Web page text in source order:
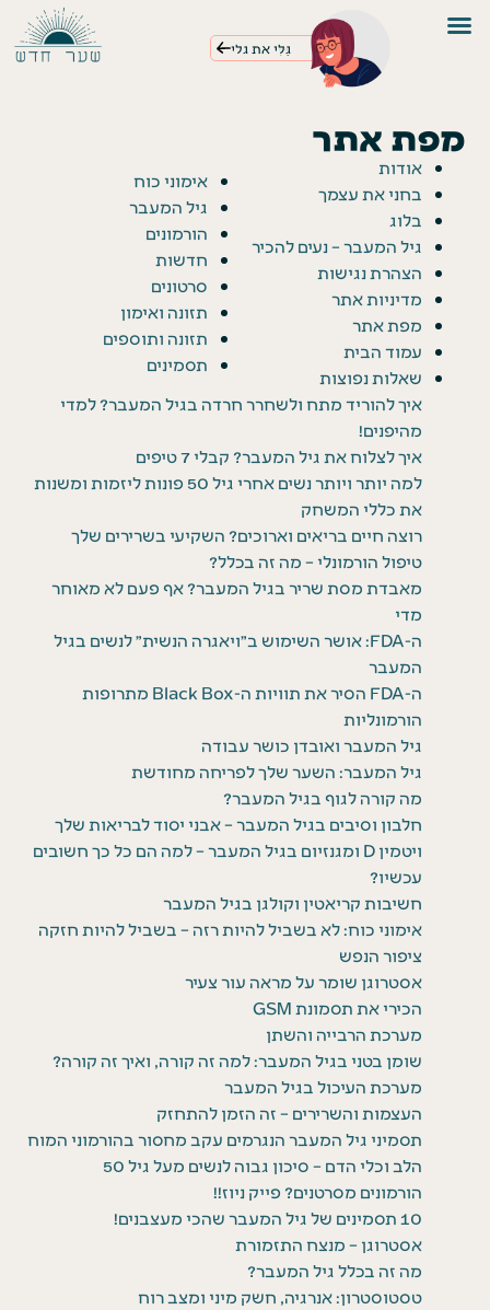
גַּלִּי את גלי
מפת אתר
אודות
בחני את עצמך
בלוג
גיל המעבר – נעים להכיר
הצהרת נגישות
מדיניות אתר
מפת אתר
עמוד הבית
שאלות נפוצות
אימוני כוח
גיל המעבר
הורמונים
חדשות
סרטונים
תזונה ואימון
תזונה ותוספים
תסמינים
איך להוריד מתח ולשחרר חרדה בגיל המעבר? למדי
מהיפנים!
איך לצלוח את גיל המעבר? קבלי 7 טיפים
למה יותר ויותר נשים אחרי גיל 50 פונות ליזמות ומשנות
את כללי המשחק
רוצה חיים בריאים וארוכים? השקיעי בשרירים שלך
טיפול הורמונלי – מה זה בכלל?
מאבדת מסת שריר בגיל המעבר? אף פעם לא מאוחר
מדי
ה-FDA: אושר השימוש ב״ויאגרה הנשית״ לנשים בגיל
המעבר
ה-FDA הסיר את תוויות ה-Black Box מתרופות
הורמונליות
גיל המעבר ואובדן כושר עבודה
גיל המעבר: השער שלך לפריחה מחודשת
מה קורה לגוף בגיל המעבר?
חלבון וסיבים בגיל המעבר – אבני יסוד לבריאות שלך
ויטמין D ומגנזיום בגיל המעבר – למה הם כל כך חשובים
עכשיו?
חשיבות קריאטין וקולגן בגיל המעבר
אימוני כוח: לא בשביל להיות רזה – בשביל להיות חזקה
ציפור הנפש
אסטרוגן שומר על מראה עור צעיר
הכירי את תסמונת GSM
מערכת הרבייה והשתן
שומן בטני בגיל המעבר: למה זה קורה, ואיך זה קורה?
מערכת העיכול בגיל המעבר
העצמות והשרירים – זה הזמן להתחזק
תסמיני גיל המעבר הנגרמים עקב מחסור בהורמוני המוח
הלב וכלי הדם – סיכון גבוה לנשים מעל גיל 50
הורמונים מסרטנים? פייק ניוז!!
10 תסמינים של גיל המעבר שהכי מעצבנים!
אסטרוגן – מנצח התזמורת
מה זה בכלל גיל המעבר?
טסטוסטרון: אנרגיה, חשק מיני ומצב רוח